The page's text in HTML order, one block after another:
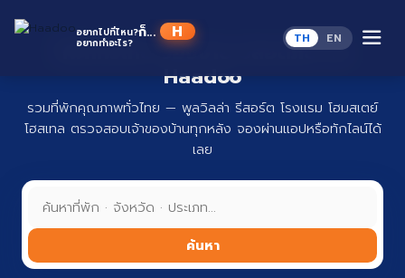
อยากไปที่ไหน?
อยากทำอะไร?
ก็... Haa TH EN
ที่พักทั่วไทย จองง่าย ปลอดภัย กับ
Haadoo
รวมที่พักคุณภาพทั่วไทย — พูลวิลล่า รีสอร์ต โรงแรม โฮมสเตย์
โฮสเทล ตรวจสอบเจ้าของบ้านทุกหลัง จองผ่านแอปหรือทักไลน์ได้
เลย
ค้นหา